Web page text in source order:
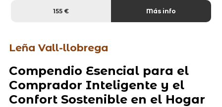
155 € Más info
Leña Vall-llobrega
Compendio Esencial para el
Comprador Inteligente y el
Confort Sostenible en el Hogar